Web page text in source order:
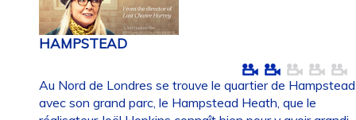
HAMPSTEAD
Au Nord de Londres se trouve le quartier de Hampstead
avec son grand parc, le Hampstead Heath, que le